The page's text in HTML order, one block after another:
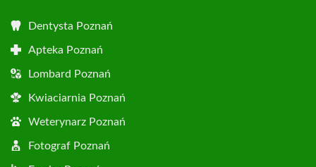
Dentysta Poznań
Apteka Poznań
Lombard Poznań
Kwiaciarnia Poznań
Weterynarz Poznań
Fotograf Poznań